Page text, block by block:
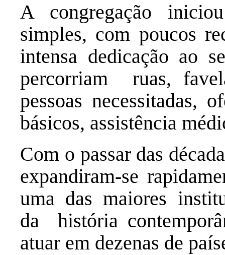
A congregação
simples, com poucos
intensa dedicação ao
percorriam ruas,
pessoas necessitadas,
básicos, assistência
Com o passar das
expandiram-se
uma das maiores
da história
atuar em dezenas de